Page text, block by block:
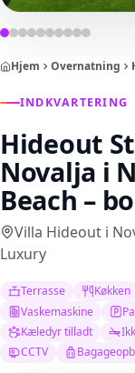
Hjem Overnatning
INDKVARTERING
Hideout
Novalja i
Beach –
Villa Hideout i
Luxury
Terrasse Køkken
Vaskemaskine
Kæledyr tilladt
CCTV